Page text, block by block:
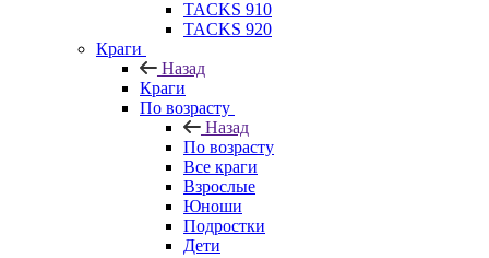
TACKS 910
TACKS 920
Краги
Назад
Краги
По возрасту
Назад
По возрасту
Все краги
Взрослые
Юноши
Подростки
Дети